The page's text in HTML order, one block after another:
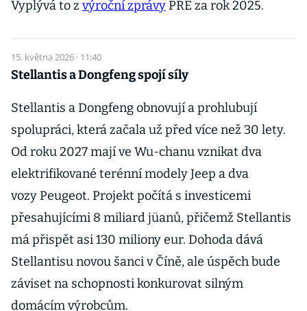
Vyplývá to z výroční zprávyPRE za rok 2025.
15. května 2026 · 11:40
Stellantis a Dongfeng spojí síly
Stellantis a Dongfeng obnovují a prohlubují
spolupráci, která začala už před více než 30 lety.
Od roku 2027 mají ve Wu-chanu vznikat dva
elektrifikované terénní modely Jeep a dva
vozy Peugeot. Projekt počítá s investicemi
přesahujícími 8 miliard jüanů, přičemž Stellantis
má přispět asi 130 miliony eur. Dohoda dává
Stellantisu novou šanci v Číně, ale úspěch bude
záviset na schopnosti konkurovat silným
domácím výrobcům.